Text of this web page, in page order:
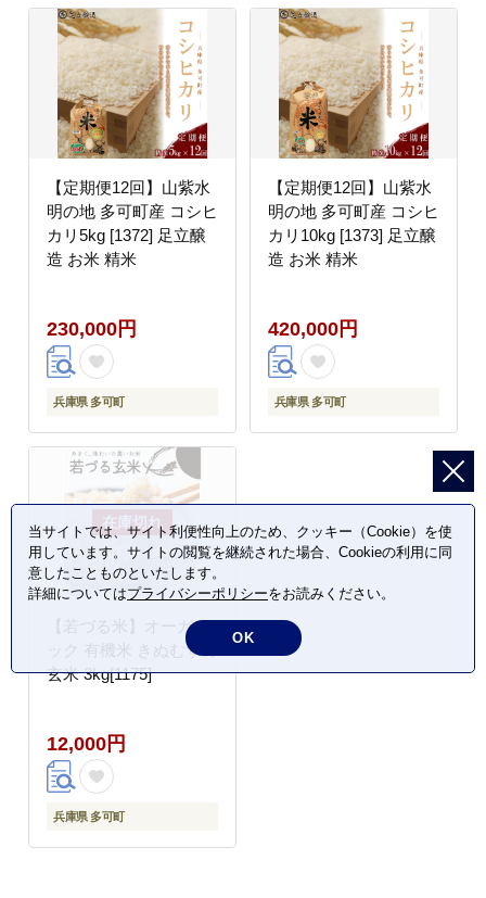
【定期便12回】山紫水
明の地 多可町産 コシヒ
カリ5kg [1372] 足立醸
造 お米 精米
230,000円
兵庫県 多可町
【定期便12回】山紫水
明の地 多可町産 コシヒ
カリ10kg [1373] 足立醸
造 お米 精米
420,000円
兵庫県 多可町
【若づる米】オーガニ
ック 有機米 きぬむすめ
玄米 3kg[1175]
12,000円
兵庫県 多可町
当サイトでは、サイト利便性向上のため、クッキー（Cookie）を使
用しています。サイトの閲覧を継続された場合、Cookieの利用に同
意したことものといたします。
詳細についてはプライバシーポリシーをお読みください。
OK